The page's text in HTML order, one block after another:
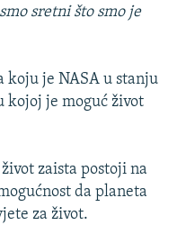
sretni što smo je
koju je NASA u stanju
kojoj je moguć život
zaista postoji na
da planeta
za život.